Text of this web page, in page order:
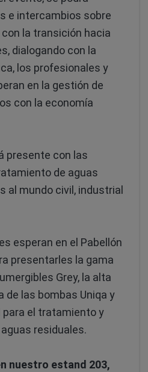
e intercambios sobre
la transición hacia
dialogando con la
los profesionales y
en la gestión de
con la economía
presente con las
de aguas
al mundo civil, industrial
esperan en el Pabellón
presentarles la gama
Grey, la alta
de las bombas Uniqa y
para el tratamiento y
residuales.
nuestro estand 203,